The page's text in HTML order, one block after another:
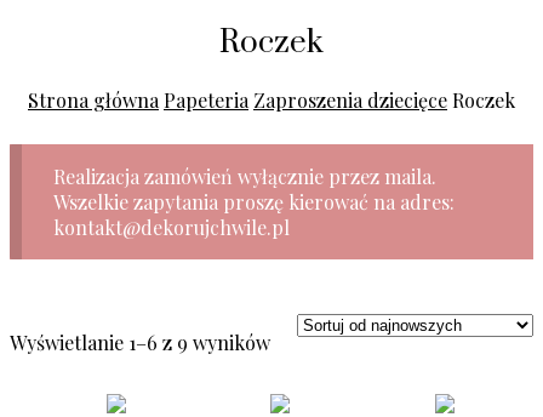
Roczek
Strona główna Papeteria Zaproszenia dziecięce Roczek
Realizacja zamówień wyłącznie przez maila.
Wszelkie zapytania proszę kierować na adres:
kontakt@dekorujchwile.pl
Wyświetlanie 1–6 z 9 wynikówPosortowane
najnowszych